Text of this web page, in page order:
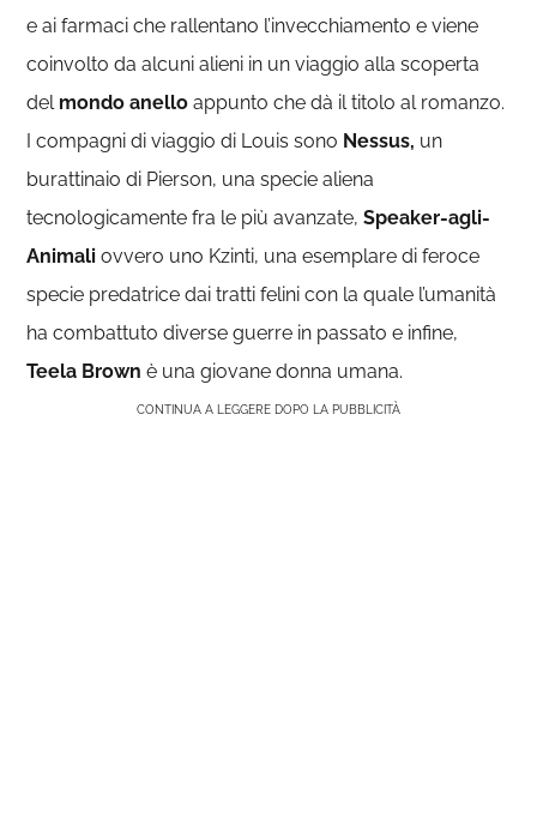
e ai farmaci che rallentano l’invecchiamento e viene
coinvolto da alcuni alieni in un viaggio alla scoperta
del mondo anelloappunto che dà il titolo al romanzo.
I compagni di viaggio di Louis sono Nessus, un
burattinaio di Pierson, una specie aliena
tecnologicamente fra le più avanzate,Speaker-agli-
Animali ovvero uno Kzinti, una esemplare di feroce
specie predatrice dai tratti felini con la quale l’umanità
ha combattuto diverse guerre in passato e infine,
Teela Brown è una giovane donna umana.
CONTINUA A LEGGERE DOPO LA PUBBLICITÀ